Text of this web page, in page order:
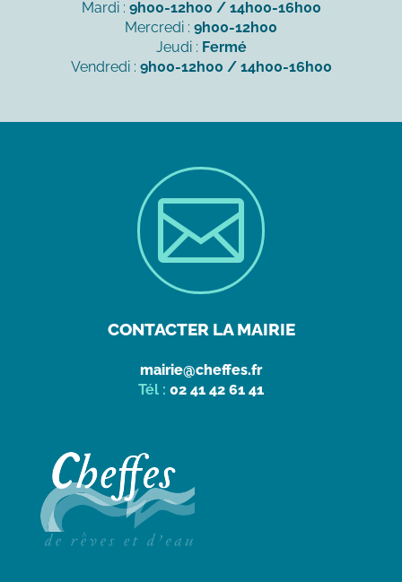
Mardi : 9h00-12h00 / 14h00-16h00
Mercredi : 9h00-12h00
Jeudi : Fermé
Vendredi : 9h00-12h00 / 14h00-16h00

CONTACTER LA MAIRIE
mairie@cheffes.fr
Tél : 02 41 42 61 41